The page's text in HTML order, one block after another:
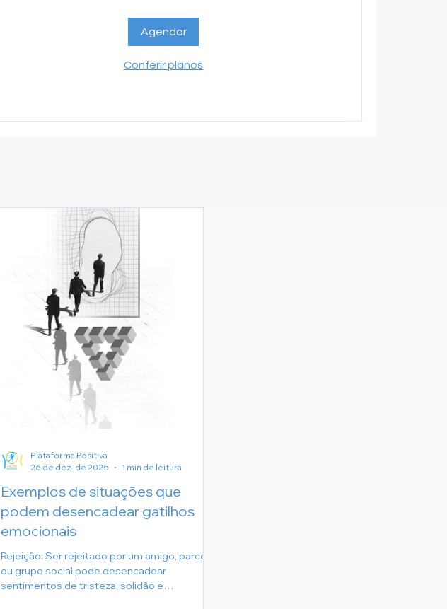
Agendar
Conferir planos
Exemplos de situações que
podem desencadear gatilhos
emocionais
Rejeição: Ser rejeitado por um amigo, parceiro
ou grupo social pode desencadear
sentimentos de tristeza, solidão e
Plataforma Positiva
26 de dez. de 2025
1 min de leitura